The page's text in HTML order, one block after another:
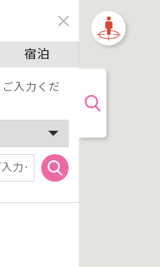
宿泊
入力くだ